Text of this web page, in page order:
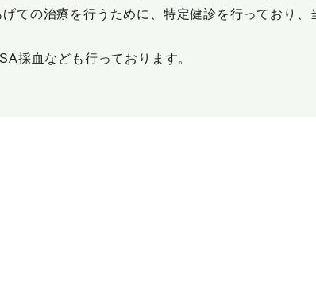
ての治療を行うために、特定健診を行っており
採血なども行っております。